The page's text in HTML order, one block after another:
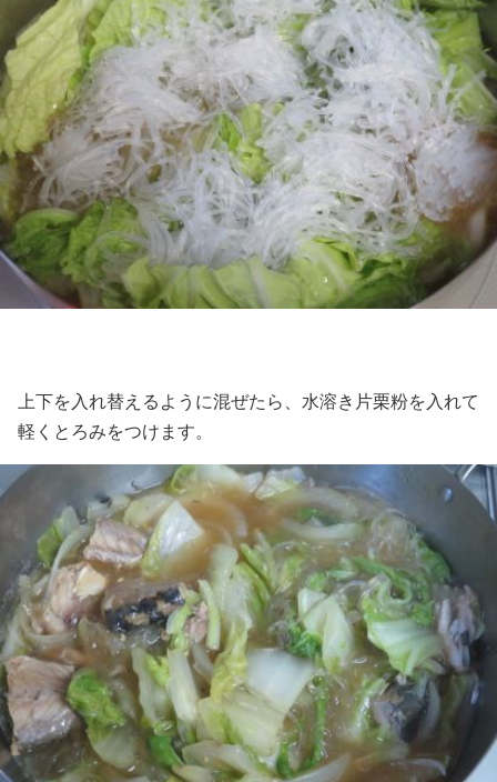
上下を入れ替えるように混ぜたら、水溶き片栗粉を入れて
軽くとろみをつけます。